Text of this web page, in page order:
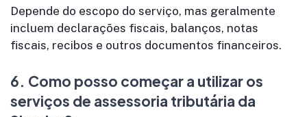
Depende do escopo do serviço, mas geralmente
incluem declarações fiscais, balanços, notas
fiscais, recibos e outros documentos financeiros.
6. Como posso começar a utilizar os
serviços de assessoria tributária da